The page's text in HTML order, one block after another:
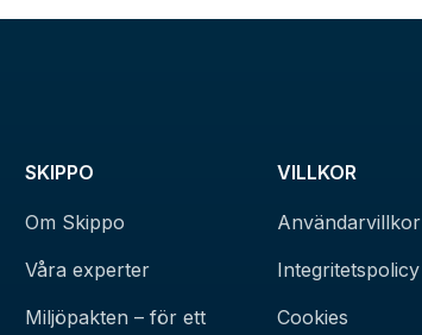
SKIPPO
Om Skippo
Våra experter
Miljöpakten – för ett
VILLKOR
Användarvillkor
Integritetspolicy
Cookies